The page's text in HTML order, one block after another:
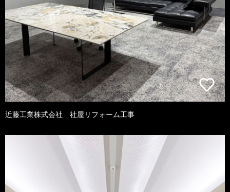
近藤工業株式会社 社屋リフォーム工事